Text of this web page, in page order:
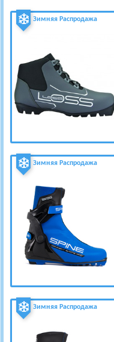
Зимняя Распродажа
Зимняя Распродажа
Зимняя Распродажа